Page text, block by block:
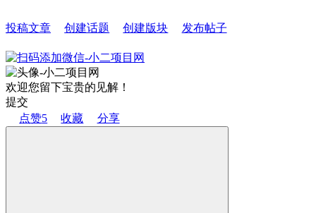
投稿文章 创建话题 创建版块 发布帖子
欢迎您留下宝贵的见解！
提交
点赞5 收藏 分享